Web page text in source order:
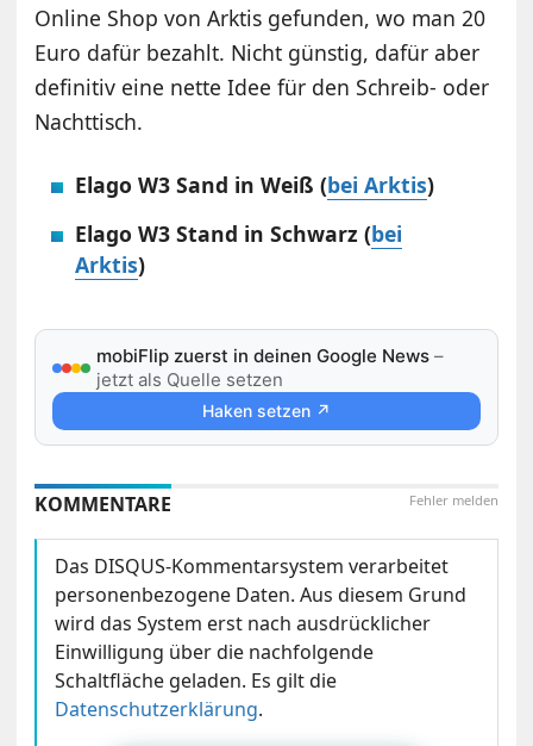
Online Shop von Arktis gefunden, wo man 20
Euro dafür bezahlt. Nicht günstig, dafür aber
definitiv eine nette Idee für den Schreib- oder
Nachttisch.
Elago W3 Sand in Weiß (bei Arktis)
Elago W3 Stand in Schwarz (bei
Arktis)
mobiFlip zuerst in deinen Google News –
jetzt als Quelle setzen
Haken setzen ↗
Fehler melden
KOMMENTARE
Das DISQUS-Kommentarsystem verarbeitet
personenbezogene Daten. Aus diesem Grund
wird das System erst nach ausdrücklicher
Einwilligung über die nachfolgende
Schaltfläche geladen. Es gilt die
Datenschutzerklärung.